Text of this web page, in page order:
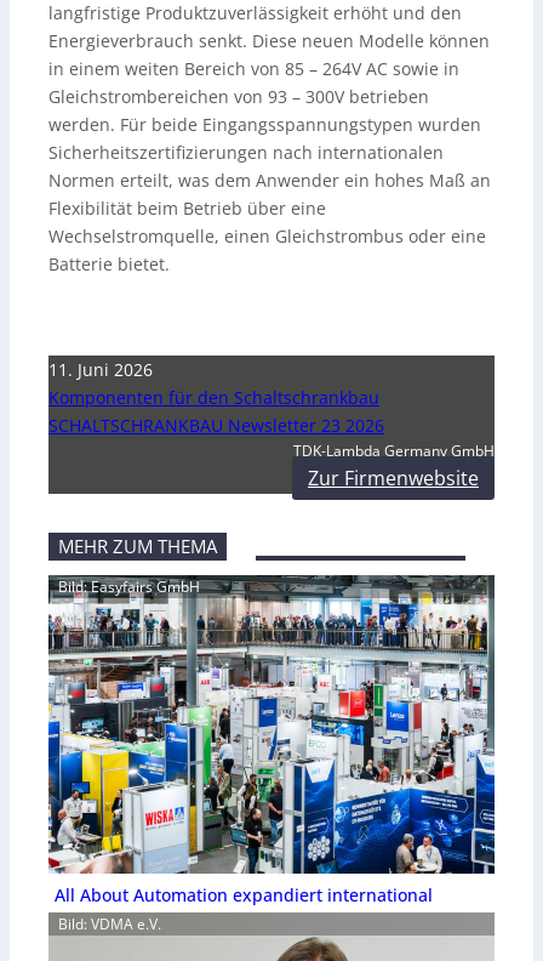
langfristige Produktzuverlässigkeit erhöht und den
Energieverbrauch senkt. Diese neuen Modelle können
in einem weiten Bereich von 85 – 264V AC sowie in
Gleichstrombereichen von 93 – 300V betrieben
werden. Für beide Eingangsspannungstypen wurden
Sicherheitszertifizierungen nach internationalen
Normen erteilt, was dem Anwender ein hohes Maß an
Flexibilität beim Betrieb über eine
Wechselstromquelle, einen Gleichstrombus oder eine
Batterie bietet.
11. Juni 2026
Komponenten für den Schaltschrankbau
SCHALTSCHRANKBAU Newsletter 23 2026
TDK-Lambda Germany GmbH
Zur Firmenwebsite
MEHR ZUM THEMA
Bild: Easyfairs GmbH
All About Automation expandiert international
Bild: VDMA e.V.